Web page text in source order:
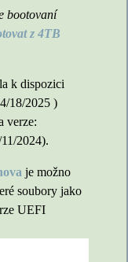
bootovaní
z 4TB
k dispozici
18/2025 )
verze:
2024).
je možno
soubory jako
UEFI